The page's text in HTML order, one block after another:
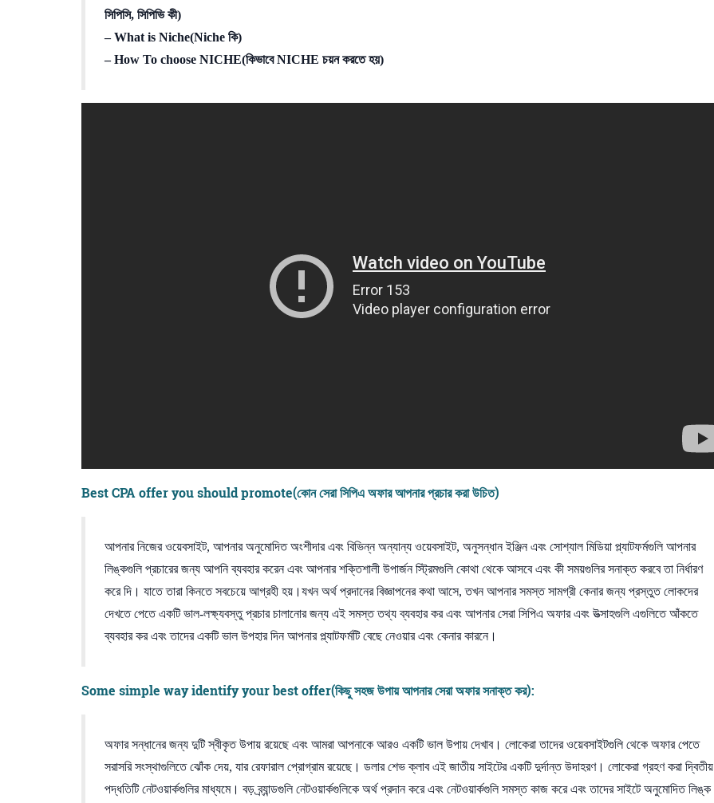
সিপিসি, সিপিভি কী)
– What is Niche(Niche কি)
– How To choose NICHE(কিভাবে NICHE চয়ন করতে হয়)
Best CPA offer you should promote(কোন সেরা সিপিএ অফার আপনার প্রচার করা উচিত)
আপনার নিজের ওয়েবসাইট, আপনার অনুমোদিত অংশীদার এবং বিভিন্ন অন্যান্য ওয়েবসাইট, অনুসন্ধান ইঞ্জিন এবং সোশ্যাল মিডিয়া প্ল্যাটফর্মগুলি আপনার
লিঙ্কগুলি প্রচারের জন্য আপনি ব্যবহার করেন এবং আপনার শক্তিশালী উপার্জন স্ট্রিমগুলি কোথা থেকে আসবে এবং কী সময়গুলির সনাক্ত করবে তা নির্ধারণ
করে দি। যাতে তারা কিনতে সবচেয়ে আগ্রহী হয়।যখন অর্থ প্রদানের বিজ্ঞাপনের কথা আসে, তখন আপনার সমস্ত সামগ্রী কেনার জন্য প্রস্তুত লোকদের
দেখতে পেতে একটি ভাল-লক্ষ্যবস্তু প্রচার চালানোর জন্য এই সমস্ত তথ্য ব্যবহার কর এবং আপনার সেরা সিপিএ অফার এবং উত্সাহগুলি এগুলিতে আঁকতে
ব্যবহার কর এবং তাদের একটি ভাল উপহার দিন আপনার প্ল্যাটফর্মটি বেছে নেওয়ার এবং কেনার কারনে।
Some simple way identify your best offer(কিছু সহজ উপায় আপনার সেরা অফার সনাক্ত কর):
অফার সন্ধানের জন্য দুটি স্বীকৃত উপায় রয়েছে এবং আমরা আপনাকে আরও একটি ভাল উপায় দেখাব। লোকেরা তাদের ওয়েবসাইটগুলি থেকে অফার পেতে
সরাসরি সংস্থাগুলিতে ঝোঁক দেয়, যার রেফারাল প্রোগ্রাম রয়েছে। ডলার শেভ ক্লাব এই জাতীয় সাইটের একটি দুর্দান্ত উদাহরণ। লোকেরা গ্রহণ করা দ্বিতীয়
পদ্ধতিটি নেটওয়ার্কগুলির মাধ্যমে। বড় ব্র্যান্ডগুলি নেটওয়ার্কগুলিকে অর্থ প্রদান করে এবং নেটওয়ার্কগুলি সমস্ত কাজ করে এবং তাদের সাইটে অনুমোদিত লিঙ্ক